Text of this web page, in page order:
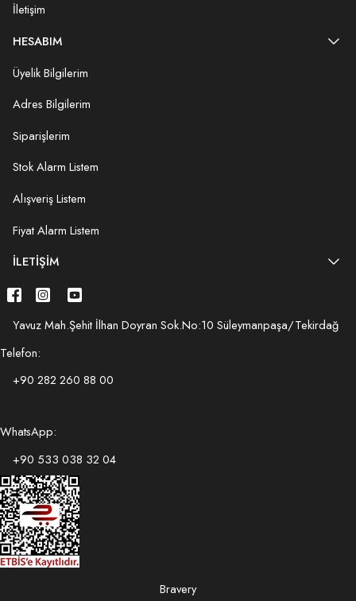
İletişim
HESABIM
Üyelik Bilgilerim
Adres Bilgilerim
Siparişlerim
Stok Alarm Listem
Alışveriş Listem
Fiyat Alarm Listem
İLETIŞIM
Yavuz Mah.Şehit İlhan Doyran Sok.No:10 Süleymanpaşa/Tekirdağ
Telefon:
+90 282 260 88 00
WhatsApp:
+90 533 038 32 04
Bravery